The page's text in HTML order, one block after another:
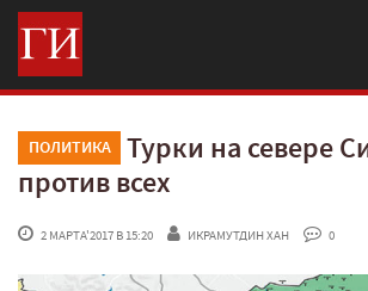
ПОЛИТИКА
Турки на севере
против всех
2 МАРТА'2017 В 15:20 ИКРАМУТДИН ХАН 0